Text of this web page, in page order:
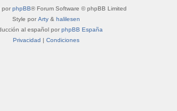
por phpBB® Forum Software © phpBB Limited
Style por Arty & halilesen
al español por phpBB España
Privacidad | Condiciones